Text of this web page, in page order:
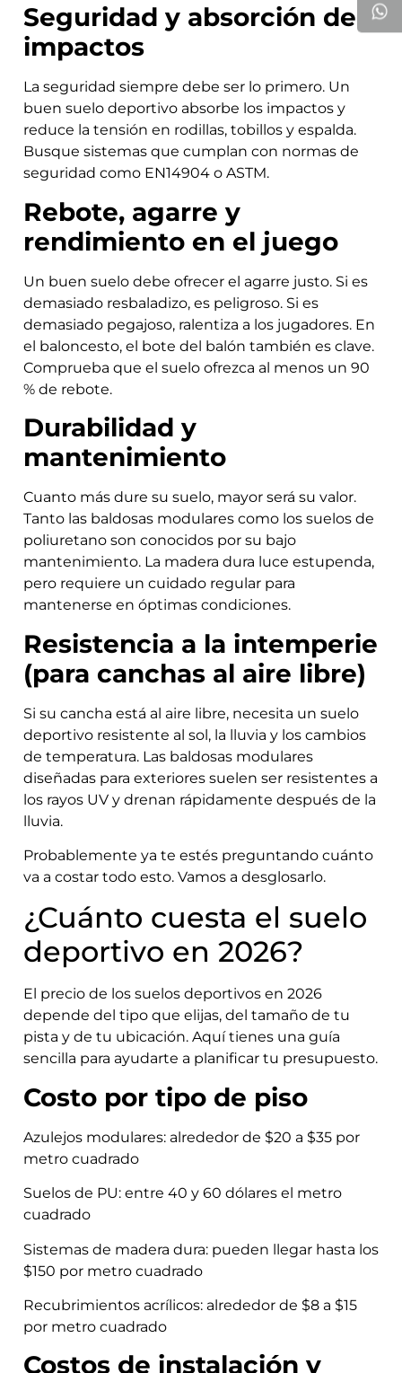
Seguridad y absorción de
impactos
La seguridad siempre debe ser lo primero. Un
buen suelo deportivo absorbe los impactos y
reduce la tensión en rodillas, tobillos y espalda.
Busque sistemas que cumplan con normas de
seguridad como EN14904 o ASTM.
Rebote, agarre y
rendimiento en el juego
Un buen suelo debe ofrecer el agarre justo. Si es
demasiado resbaladizo, es peligroso. Si es
demasiado pegajoso, ralentiza a los jugadores. En
el baloncesto, el bote del balón también es clave.
Comprueba que el suelo ofrezca al menos un 90
% de rebote.
Durabilidad y
mantenimiento
Cuanto más dure su suelo, mayor será su valor.
Tanto las baldosas modulares como los suelos de
poliuretano son conocidos por su bajo
mantenimiento. La madera dura luce estupenda,
pero requiere un cuidado regular para
mantenerse en óptimas condiciones.
Resistencia a la intemperie
(para canchas al aire libre)
Si su cancha está al aire libre, necesita un suelo
deportivo resistente al sol, la lluvia y los cambios
de temperatura. Las baldosas modulares
diseñadas para exteriores suelen ser resistentes a
los rayos UV y drenan rápidamente después de la
lluvia.
Probablemente ya te estés preguntando cuánto
va a costar todo esto. Vamos a desglosarlo.
¿Cuánto cuesta el suelo
deportivo en 2026?
El precio de los suelos deportivos en 2026
depende del tipo que elijas, del tamaño de tu
pista y de tu ubicación. Aquí tienes una guía
sencilla para ayudarte a planificar tu presupuesto.
Costo por tipo de piso
Azulejos modulares: alrededor de $20 a $35 por
metro cuadrado
Suelos de PU: entre 40 y 60 dólares el metro
cuadrado
Sistemas de madera dura: pueden llegar hasta los
$150 por metro cuadrado
Recubrimientos acrílicos: alrededor de $8 a $15
por metro cuadrado
Costos de instalación y